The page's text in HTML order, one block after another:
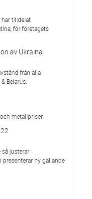
har tilldelat
för företagets
av Ukraina
från alla
Belarus.
metallpriser.
så justerar
presenterar ny gällande